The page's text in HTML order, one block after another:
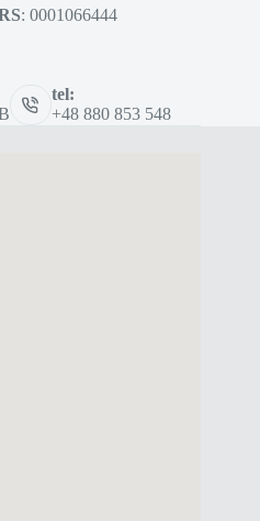
: 0001066444
tel:
+48 880 853 548